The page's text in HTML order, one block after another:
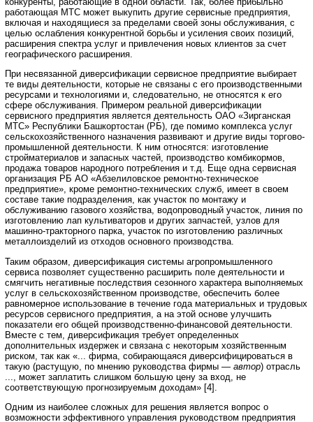
работающая МТС может выкупить другие сервисные предприятия,
включая и находящиеся за пределами своей зоны обслуживания, с
целью ослабления конкурентной борьбы и усиления своих позиций,
расширения спектра услуг и привлечения новых клиентов за счет
географического расширения.
При несвязанной диверсификации сервисное предприятие выбирает
те виды деятельности, которые не связаны с его производственными
ресурсами и технологиями и, следовательно, не относятся к его
сфере обслуживания. Примером реальной диверсификации
сервисного предприятия является деятельность ОАО «Зирганская
МТС» Республики Башкортостан (РБ), где помимо комплекса услуг
сельскохозяйственного назначения развивают и другие виды торгово-
промышленной деятельности. К ним относятся: изготовление
стройматериалов и запасных частей, производство комбикормов,
продажа товаров народного потребления и т.д. Еще одна сервисная
организация РБ АО «Абзелиловское ремонтно-техническое
предприятие», кроме ремонтно-технических служб, имеет в своем
составе такие подразделения, как участок по монтажу и
обслуживанию газового хозяйства, водопроводный участок, линия по
изготовлению лап культиваторов и других запчастей, узлов для
машинно-тракторного парка, участок по изготовлению различных
металлоизделий из отходов основного производства.
Таким образом, диверсификация системы агропромышленного
сервиса позволяет существенно расширить поле деятельности и
смягчить негативные последствия сезонного характера выполняемых
услуг в сельскохозяйственном производстве, обеспечить более
равномерное использование в течение года материальных и трудовых
ресурсов сервисного предприятия, а на этой основе улучшить
показатели его общей производственно-финансовой деятельности.
Вместе с тем, диверсификация требует определенных
дополнительных издержек и связана с некоторым хозяйственным
риском, так как «... фирма, собирающаяся диверсифицироваться в
такую (растущую, по мнению руководства фирмы — автор) отрасль
..., может заплатить слишком большую цену за вход, не
соответствующую прогнозируемым доходам» [4].
Одним из наиболее сложных для решения является вопрос о
возможности эффективного управления руководством предприятия